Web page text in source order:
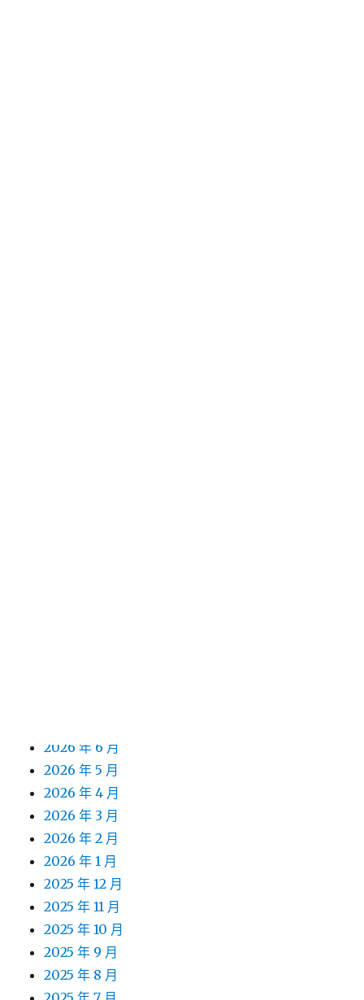
2026 年 6 月
2026 年 5 月
2026 年 4 月
2026 年 3 月
2026 年 2 月
2026 年 1 月
2025 年 12 月
2025 年 11 月
2025 年 10 月
2025 年 9 月
2025 年 8 月